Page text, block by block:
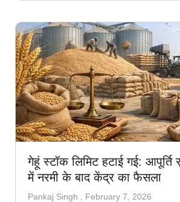
गेहूं स्टॉक लिमिट हटाई गई: आपूर्ति
में नरमी के बाद केंद्र का फैसला
Pankaj Singh February 7, 2026